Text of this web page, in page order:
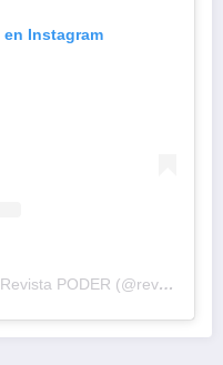
Instagram
Una publicación compartida por Revista PODER (@revistapodercol)